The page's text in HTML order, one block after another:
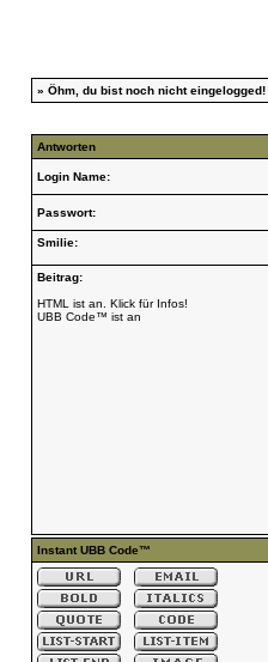
» Öhm, du bist noch nicht eingelogged!
Antworten
Login Name:
Passwort:
Smilie:
Beitrag:
HTML ist an. Klick für Infos!
UBB Code™ ist an
Instant UBB Code™